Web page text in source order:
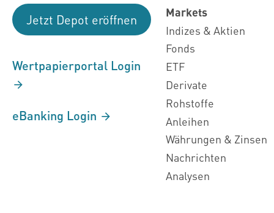
Jetzt Depot eröffnen
Wertpapierportal Login
eBanking Login
Markets
Indizes & Aktien
Fonds
ETF
Derivate
Rohstoffe
Anleihen
Währungen & Zinsen
Nachrichten
Analysen